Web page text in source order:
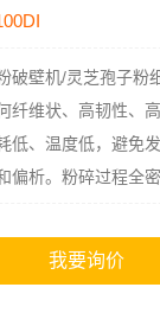
破壁机/灵芝孢子粉
纤维状、高韧性、
低、温度低，避免
偏析。粉碎过程全
我要询价